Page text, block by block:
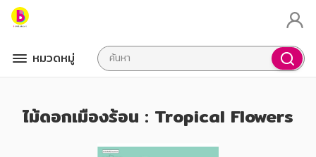
หมวดหมู่
ไม้ดอกเมืองร้อน : Tropical Flowers